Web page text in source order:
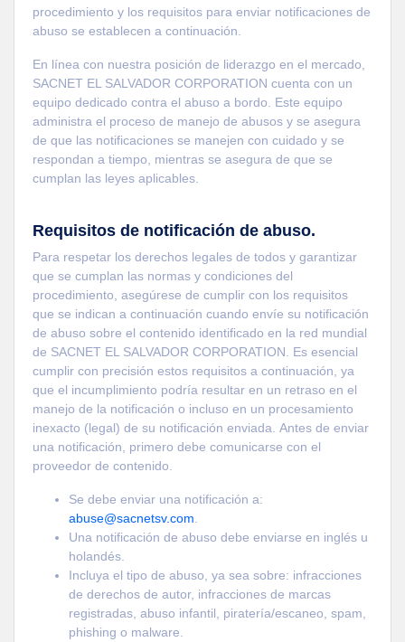
procedimiento y los requisitos para enviar notificaciones de
abuso se establecen a continuación.
En línea con nuestra posición de liderazgo en el mercado,
SACNET EL SALVADOR CORPORATION cuenta con un
equipo dedicado contra el abuso a bordo. Este equipo
administra el proceso de manejo de abusos y se asegura
de que las notificaciones se manejen con cuidado y se
respondan a tiempo, mientras se asegura de que se
cumplan las leyes aplicables.
Requisitos de notificación de abuso.
Para respetar los derechos legales de todos y garantizar
que se cumplan las normas y condiciones del
procedimiento, asegúrese de cumplir con los requisitos
que se indican a continuación cuando envíe su notificación
de abuso sobre el contenido identificado en la red mundial
de SACNET EL SALVADOR CORPORATION. Es esencial
cumplir con precisión estos requisitos a continuación, ya
que el incumplimiento podría resultar en un retraso en el
manejo de la notificación o incluso en un procesamiento
inexacto (legal) de su notificación enviada. Antes de enviar
una notificación, primero debe comunicarse con el
proveedor de contenido.
Se debe enviar una notificación a:
abuse@sacnetsv.com
Una notificación de abuso debe enviarse en inglés u
holandés.
Incluya el tipo de abuso, ya sea sobre: ​​infracciones
de derechos de autor, infracciones de marcas
registradas, abuso infantil, piratería/escaneo, spam,
phishing o malware.